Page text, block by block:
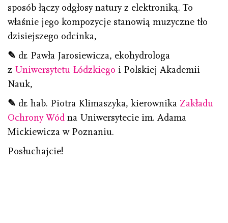
sposób łączy odgłosy natury z elektroniką. To
właśnie jego kompozycje stanowią muzyczne tło
dzisiejszego odcinka,
✎ dr. Pawła Jarosiewicza, ekohydrologa
z Uniwersytetu Łódzkiego i Polskiej Akademii
Nauk,
✎ dr. hab. Piotra Klimaszyka, kierownika Zakładu
Ochrony Wód na Uniwersytecie im. Adama
Mickiewicza w Poznaniu.
Posłuchajcie!